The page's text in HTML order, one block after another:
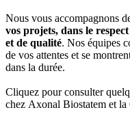
Nous vous accompagnons
vos projets, dans le
et de qualité. Nos équipes
de vos attentes et se
dans la durée.
Cliquez pour consulter
chez Axonal Biostatem et